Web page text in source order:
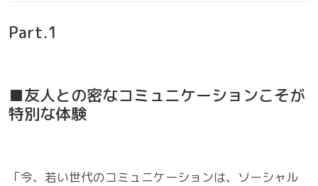
Part.1
■友人との密なコミュニケーションこそが
特別な体験
「今、若い世代のコミュニケーションは、ソーシャル